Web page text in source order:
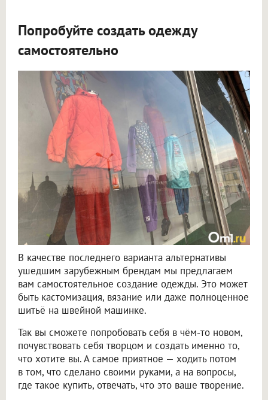
Попробуйте создать одежду
самостоятельно
В качестве последнего варианта альтернативы
ушедшим зарубежным брендам мы предлагаем
вам самостоятельное создание одежды. Это может
быть кастомизация, вязание или даже полноценное
шитьё на швейной машинке.
Так вы сможете попробовать себя в чём-то новом,
почувствовать себя творцом и создать именно то,
что хотите вы. А самое приятное — ходить потом
в том, что сделано своими руками, а на вопросы,
где такое купить, отвечать, что это ваше творение.